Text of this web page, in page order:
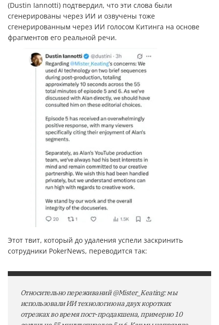
(Dustin Iannotti) подтвердил, что эти слова были
сгенерированы через ИИ и озвучены тоже
сгенерированным через ИИ голосом Китинга на основе
фрагментов его реальной речи.
Этот твит, который до удаления успели заскринить
сотрудники PokerNews, переводится так:
Относительно переживаний @Mister_Keating: мы
использовали ИИ технологию на двух коротких
отрезках во время пост-продакшена, примерно 10